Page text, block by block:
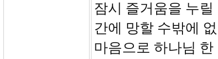
잠시 즐거움을 누
간에 망할 수밖에
마음으로 하나님